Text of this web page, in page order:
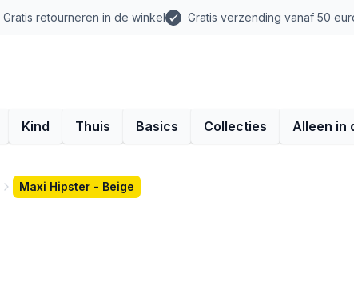
Gratis retourneren in de winkel Gratis verzending vanaf 50
Kind Thuis Basics Collecties Alleen in
Maxi Hipster - Beige